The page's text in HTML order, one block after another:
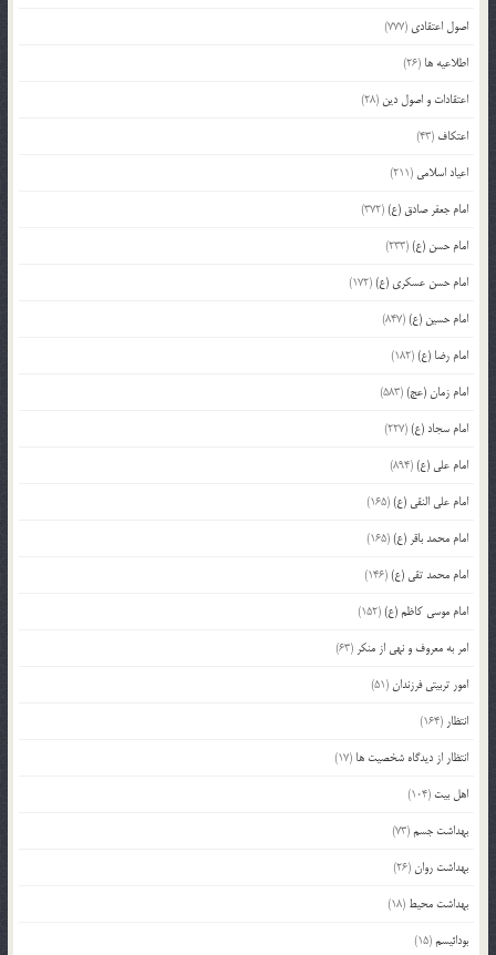
اصول اعتقادی (777)
اطلاعیه ها (26)
اعتقادات و اصول دین (28)
اعتکاف (43)
اعیاد اسلامی (211)
امام جعفر صادق (ع)(372)
امام حسن (ع)(233)
امام حسن عسکری (ع)(172)
امام حسین (ع)(847)
امام رضا (ع)(182)
امام زمان (عج)(583)
امام سجاد (ع)(227)
امام علی (ع)(894)
امام علی النقی (ع)(165)
امام محمد باقر (ع)(165)
امام محمد تقی (ع)(146)
امام موسی کاظم (ع)(152)
امر به معروف و نهی از منکر (63)
امور تربیتی فرزندان (51)
انتظار (164)
انتظار از دیدگاه شخصیت ها (17)
اهل بیت (104)
بهداشت جسم(73)
بهداشت روان (26)
بهداشت محیط (18)
بودائیسم(15)